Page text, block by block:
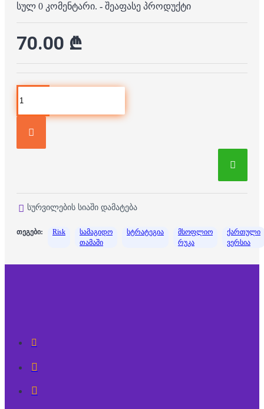
სულ 0 კომენტარი. - შეაფასე პროდუქტი
70.00 ₾
სურვილების სიაში დამატება
თეგები: Risk
სამაგიდო
თამაში
სტრატეგია
მსოფლიო
რუკა
ქართული
ვერსია